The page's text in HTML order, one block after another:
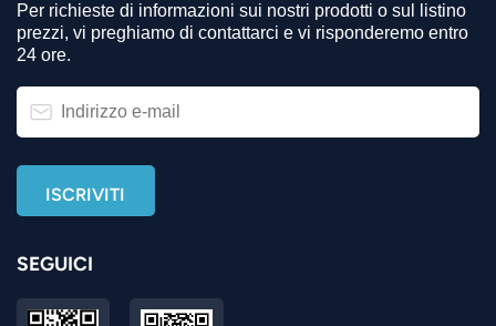
Per richieste di informazioni sui nostri prodotti o sul listino
prezzi, vi preghiamo di contattarci e vi risponderemo entro
24 ore.
SEGUICI